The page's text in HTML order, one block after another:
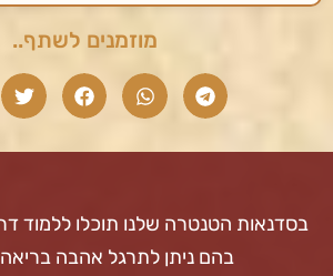
מוזמנים לשתף..
בסדנאות הטנטרה שלנו תוכלו ללמוד
בהם ניתן לתרגל אהבה בריאה